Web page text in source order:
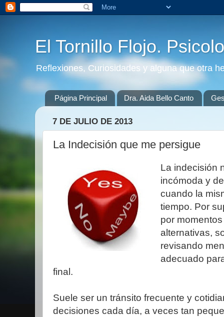
El Tornillo Flojo.
Reflexiones, Curiosidades y alguna que otra
Página Principal Dra. Aida Bello Canto
7 DE JULIO DE 2013
La Indecisión que me persigue
La indecisión
incómoda y
cuando la
tiempo. Por
por
alternativas,
revisando
adecuado
final.
Suele ser un tránsito frecuente y
decisiones cada día, a veces tan